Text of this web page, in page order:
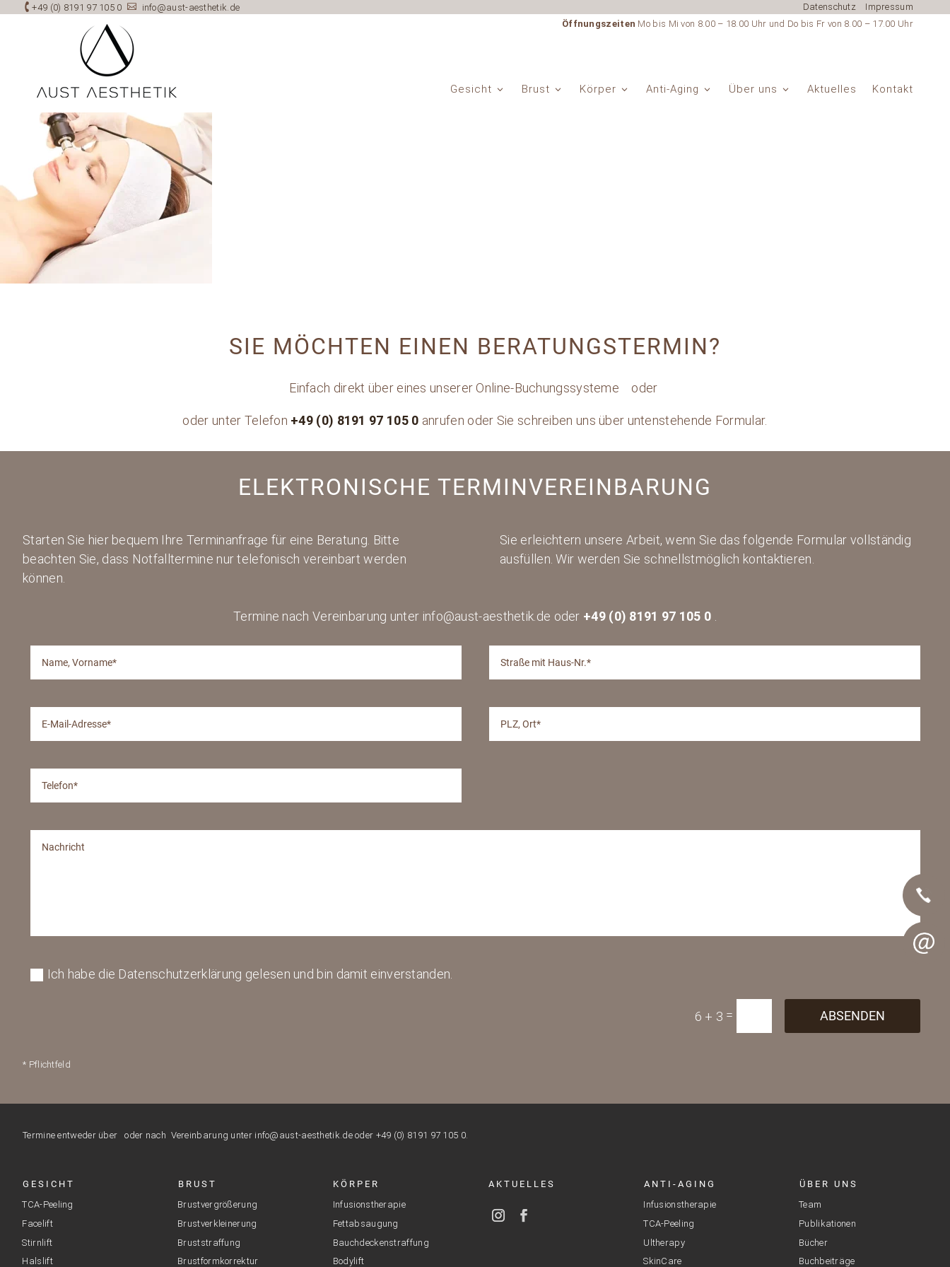
+49 (0) 8191 97 105 0  info@aust-aesthetik.de Datenschutz
Impressum
Öffnungszeiten Mo bis Mi von 8.00 – 18.00 Uhr und Do bis Fr von 8.00 – 17.00 Uhr
Gesicht Brust Körper Anti-Aging Über uns Aktuelles Kontakt
SIE MÖCHTEN EINEN BERATUNGSTERMIN?
Einfach direkt über eines unserer Online-Buchungssysteme oder
oder unter Telefon +49 (0) 8191 97 105 0 anrufen oder Sie schreiben uns über untenstehende Formular.
ELEKTRONISCHE TERMINVEREINBARUNG
Starten Sie hier bequem Ihre Terminanfrage für eine Beratung. Bitte
beachten Sie, dass Notfalltermine nur telefonisch vereinbart werden
können.
Sie erleichtern unsere Arbeit, wenn Sie das folgende Formular vollständig
ausfüllen. Wir werden Sie schnellstmöglich kontaktieren.
Termine nach Vereinbarung unter info@aust-aesthetik.de oder +49 (0) 8191 97 105 0
Ich habe die Datenschutzerklärung gelesen und bin damit einverstanden.
6 + 3 = ABSENDEN
* Pflichtfeld
Termine entweder über oder nach Vereinbarung unter info@aust-aesthetik.de oder +49 (0) 8191 97 105 0.
GESICHT
TCA-Peeling
Facelift
Stirnlift
Halslift
BRUST
Brustvergrößerung
Brustverkleinerung
Bruststraffung
Brustformkorrektur
KÖRPER
Infusionstherapie
Fettabsaugung
Bauchdeckenstraffung
Bodylift
AKTUELLES
ANTI-AGING
Infusionstherapie
TCA-Peeling
Ultherapy
SkinCare
ÜBER UNS
Team
Publikationen
Bücher
Buchbeiträge
Telefon